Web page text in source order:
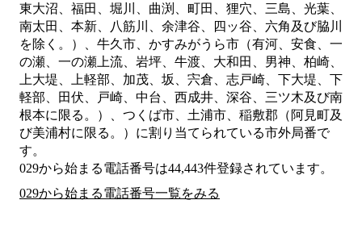
東大沼、福田、堀川、曲渕、町田、狸穴、三島、光葉、
南太田、本新、八筋川、余津谷、四ッ谷、六角及び脇川
を除く。）、牛久市、かすみがうら市（有河、安食、一
の瀬、一の瀬上流、岩坪、牛渡、大和田、男神、柏崎、
上大堤、上軽部、加茂、坂、宍倉、志戸崎、下大堤、下
軽部、田伏、戸崎、中台、西成井、深谷、三ツ木及び南
根本に限る。）、つくば市、土浦市、稲敷郡（阿見町及
び美浦村に限る。） に割り当てられている市外局番で
す。
029から始まる電話番号は44,443件登録されています。
029から始まる電話番号一覧をみる